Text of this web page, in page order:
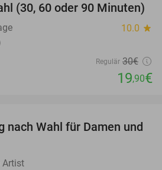
34%
(30, 60 oder 90 Minuten)
10.0 star
Regulär 30€
19,90€
54%
nach Wahl für Damen und
Artist